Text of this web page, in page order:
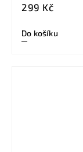
299 Kč
Do košíku